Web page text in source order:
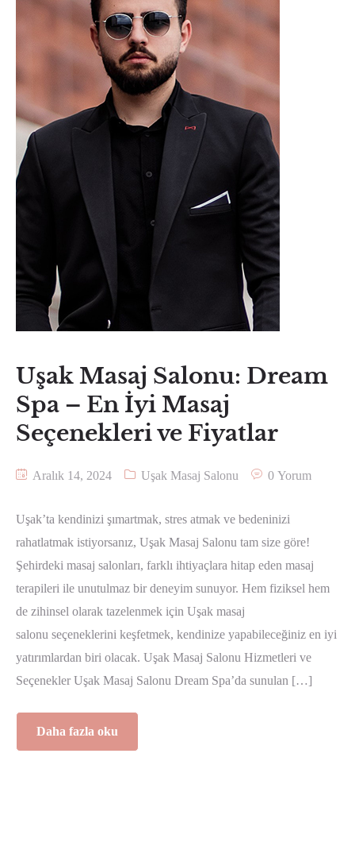
Uşak Masaj Salonu: Dream
Spa – En İyi Masaj
Seçenekleri ve Fiyatlar
Aralık 14, 2024 Uşak Masaj Salonu 0 Yorum
Uşak’ta kendinizi şımartmak, stres atmak ve bedeninizi
rahatlatmak istiyorsanız, Uşak Masaj Salonu tam size göre!
Şehirdeki masaj salonları, farklı ihtiyaçlara hitap eden masaj
terapileri ile unutulmaz bir deneyim sunuyor. Hem fiziksel hem
de zihinsel olarak tazelenmek için Uşak masaj
salonu seçeneklerini keşfetmek, kendinize yapabileceğiniz en iyi
yatırımlardan biri olacak. Uşak Masaj Salonu Hizmetleri ve
Seçenekler Uşak Masaj Salonu Dream Spa’da sunulan […]
Daha fazla oku